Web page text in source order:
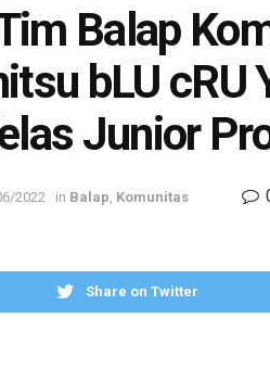
Balap
bLU cRU
Junior
2022 in Balap Komunitas
Share on Twitter